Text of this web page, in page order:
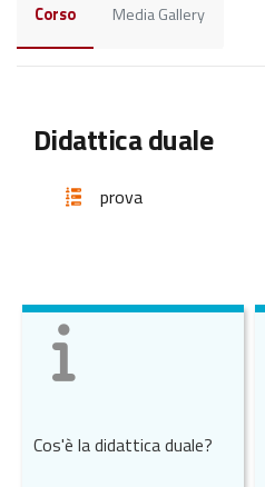
Corso Media Gallery
Didattica duale
prova
Cos'è la didattica duale?